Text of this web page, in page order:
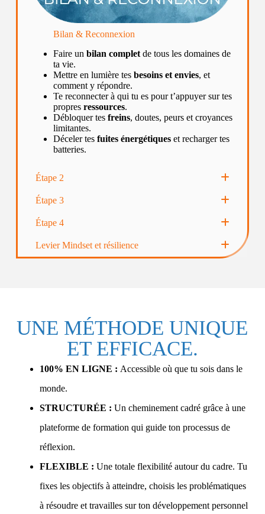
Bilan & Reconnexion
Faire un bilan completde tous les domaines de
ta vie.
Mettre en lumière tes besoins et envies, et
comment y répondre.
Te reconnecter à qui tu es pour t’appuyer sur tes
propres ressources.
Débloquer tes freins, doutes, peurs et croyances
limitantes.
Déceler tes fuites énergétiqueset recharger tes
batteries.
Étape 2
Étape 3
Étape 4
Levier Mindset et résilience
UNE MÉTHODE UNIQUE
ET EFFICACE.
100% EN LIGNE : Accessible où que tu sois dans le
monde.
STRUCTURÉE : Un cheminement cadré grâce à une
plateforme de formation qui guide ton processus de
réflexion.
FLEXIBLE : Une totale flexibilité autour du cadre. Tu
fixes les objectifs à atteindre, choisis les problématiques
à résoudre et travailles sur ton développement personnel